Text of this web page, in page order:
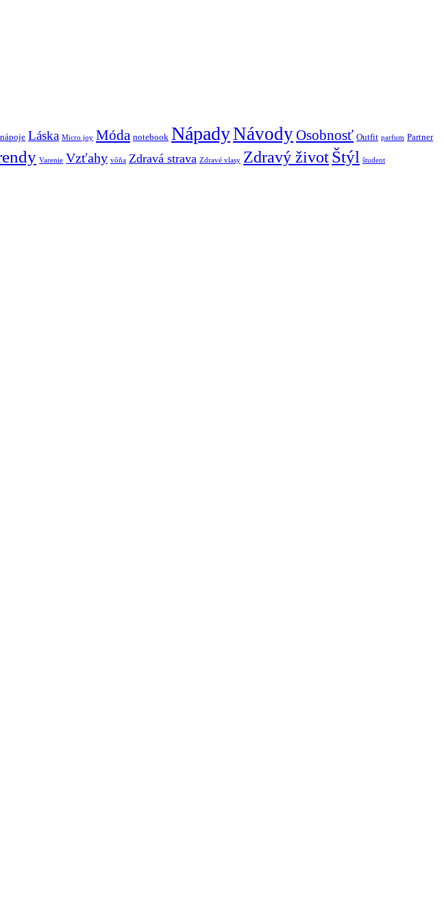
Láska Micro joy Móda notebook NápadyNávodyOsobnosť Outfit parfum Partner
Varenie Vzťahy vôňa Zdravá strava Zdravé vlasy Zdravý životŠtýl študent